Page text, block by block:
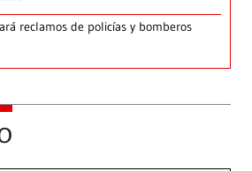
reclamos de policías y bomberos